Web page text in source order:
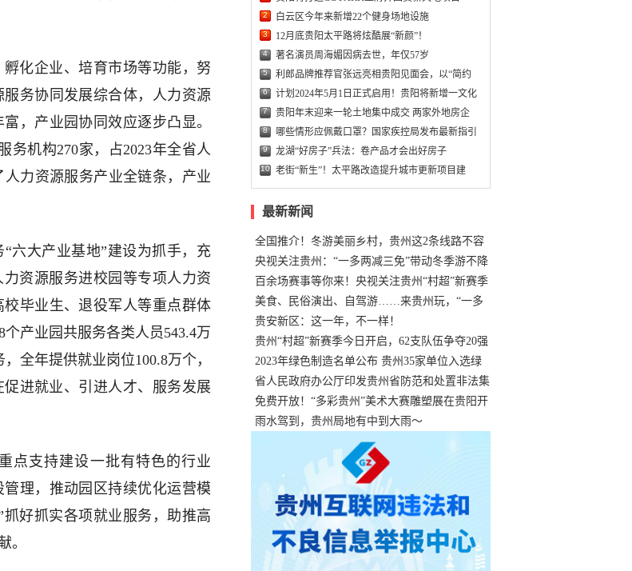
化企业、培育市场等功能，努
务协同发展综合体，人力资源
，产业园协同效应逐步凸显。
务机构270家，占2023年全省人
力资源服务产业全链条，产业
六大产业基地”建设为抓手，充
资源服务进校园等专项人力资
毕业生、退役军人等重点群体
产业园共服务各类人员543.4万
全年提供就业岗位100.8万个，
进就业、引进人才、服务发展
点支持建设一批有特色的行业
理，推动园区持续优化运营模
好抓实各项就业服务，助推高
。
2 白云区今年来新增22个健身场地设施
3 12月底贵阳太平路将炫酷展“新颜”！
4 著名演员周海媚因病去世，年仅57岁
5 利郎品牌推荐官张远亮相贵阳见面会，以“简约
6 计划2024年5月1日正式启用！贵阳将新增一文化
7 贵阳年末迎来一轮土地集中成交 两家外地房企
8 哪些情形应佩戴口罩？国家疾控局发布最新指引
9 龙湖“好房子”兵法：卷产品才会出好房子
10 老街“新生”！太平路改造提升城市更新项目建
最新新闻
全国推介！冬游美丽乡村，贵州这2条线路不容
错过
央视关注贵州：“一多两减三免”带动冬季游不降
温
百余场赛事等你来！央视关注贵州“村超”新赛季
正式“打响”
美食、民俗演出、自驾游……来贵州玩，“一多
两减三免”！
贵安新区：这一年，不一样！
贵州“村超”新赛季今日开启，62支队伍争夺20强
名额
2023年绿色制造名单公布 贵州35家单位入选绿
色工厂
省人民政府办公厅印发贵州省防范和处置非法集
资工作实施细则
免费开放！“多彩贵州”美术大赛雕塑展在贵阳开
展，持续至1月19日
雨水驾到，贵州局地有中到大雨～